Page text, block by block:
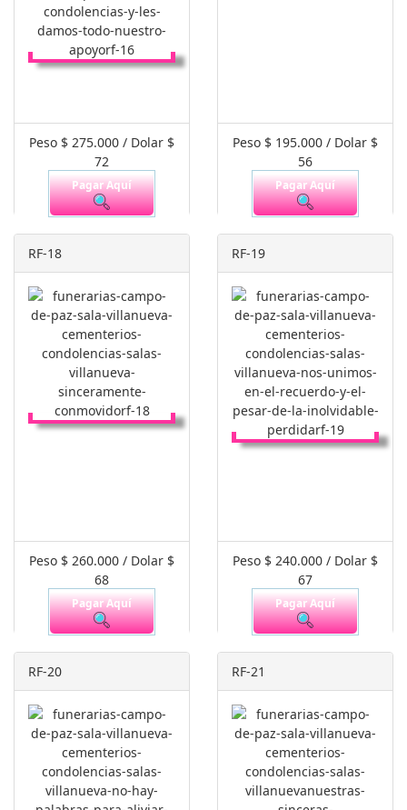
Peso $ 275.000 / Dolar $
72
Pagar Aquí
Peso $ 195.000 / Dolar $
56
Pagar Aquí
RF-18
Peso $ 260.000 / Dolar $
68
Pagar Aquí
RF-19
Peso $ 240.000 / Dolar $
67
Pagar Aquí
RF-20 RF-21